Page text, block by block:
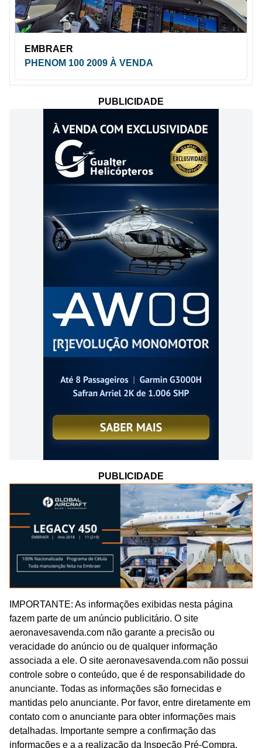
EMBRAER
PHENOM 100 2009 À VENDA
PUBLICIDADE
PUBLICIDADE
IMPORTANTE: As informações exibidas nesta página
fazem parte de um anúncio publicitário. O site
aeronavesavenda.com não garante a precisão ou
veracidade do anúncio ou de qualquer informação
associada a ele. O site aeronavesavenda.com não possui
controle sobre o conteúdo, que é de responsabilidade do
anunciante. Todas as informações são fornecidas e
mantidas pelo anunciante. Por favor, entre diretamente em
contato com o anunciante para obter informações mais
detalhadas. Importante sempre a confirmação das
informações e a a realização da Inspeção Pré-Compra.